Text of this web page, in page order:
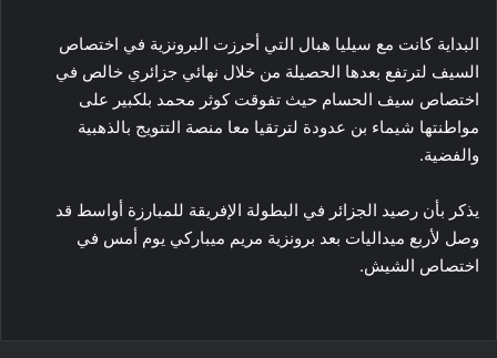
البداية كانت مع سيليا هبال التي أحرزت البرونزية في اختصاص
السيف لترتفع بعدها الحصيلة من خلال نهائي جزائري خالص في
اختصاص سيف الحسام حيث تفوقت كوثر محمد بلكبير على
مواطنتها شيماء بن عدودة لترتقيا معا منصة التتويج بالذهبية
والفضية.
يذكر بأن رصيد الجزائر في البطولة الإفريقة للمبارزة أواسط قد
وصل لأربع ميداليات بعد برونزية مريم ميباركي يوم أمس في
اختصاص الشيش.